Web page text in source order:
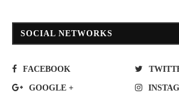
SOCIAL NETWORKS
FACEBOOK
GOOGLE +